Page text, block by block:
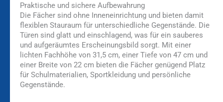
Praktische und sichere Aufbewahrung
Die Fächer sind ohne Inneneinrichtung und bieten damit
flexiblen Stauraum für unterschiedliche Gegenstände. Die
Türen sind glatt und einschlagend, was für ein sauberes
und aufgeräumtes Erscheinungsbild sorgt. Mit einer
lichten Fachhöhe von 31,5 cm, einer Tiefe von 47 cm und
einer Breite von 22 cm bieten die Fächer genügend Platz
für Schulmaterialien, Sportkleidung und persönliche
Gegenstände.